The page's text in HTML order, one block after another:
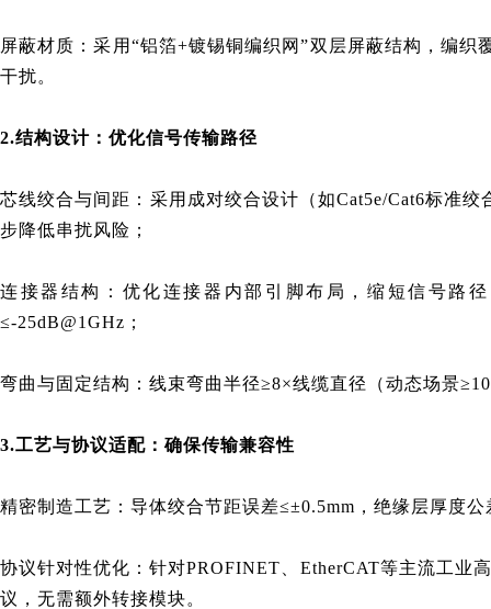
屏蔽材质：采用“铝箔+镀锡铜编织网”双层屏蔽结构，编
干扰。
2.结构设计：优化信号传输路径
芯线绞合与间距：采用成对绞合设计（如Cat5e/Cat6标准
步降低串扰风险；
连接器结构：优化连接器内部引脚布局，缩短信号路
≤-25dB@1GHz；
弯曲与固定结构：线束弯曲半径≥8×线缆直径（动态场景
3.工艺与协议适配：确保传输兼容性
精密制造工艺：导体绞合节距误差≤±0.5mm，绝缘层厚度
协议针对性优化：针对PROFINET、EtherCAT等主流工业
议，无需额外转接模块。